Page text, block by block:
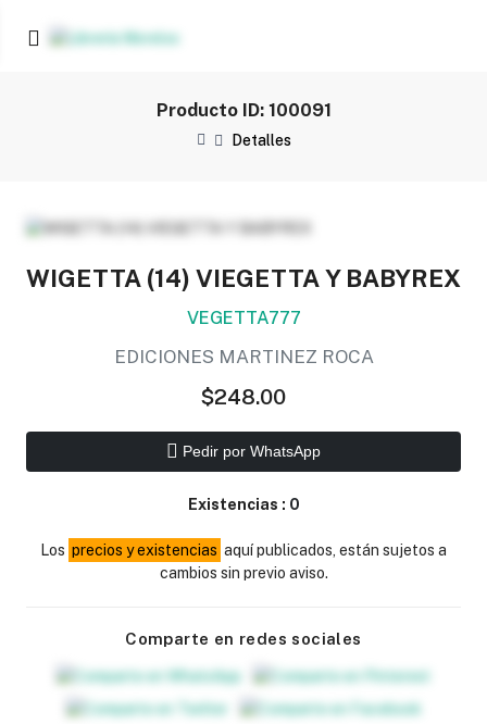
Producto ID: 100091
Detalles
WIGETTA (14) VIEGETTA Y BABYREX
VEGETTA777
EDICIONES MARTINEZ ROCA
$248.00
Pedir por WhatsApp
Existencias : 0
Los precios y existencias aquí publicados, están sujetos a
cambios sin previo aviso.
Comparte en redes sociales